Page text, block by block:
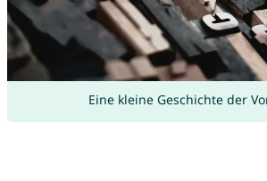
Eine kleine Geschichte der